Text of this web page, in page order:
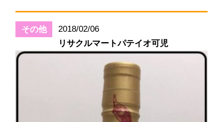
その他
2018/02/06
リサクルマートパテイオ可児